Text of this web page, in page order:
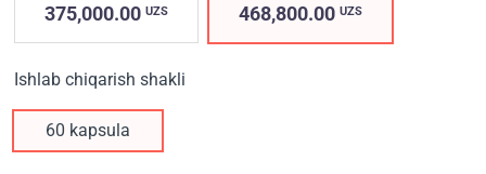
375,000.00 UZS 468,800.00UZS
Ishlab chiqarish shakli
60 kapsula